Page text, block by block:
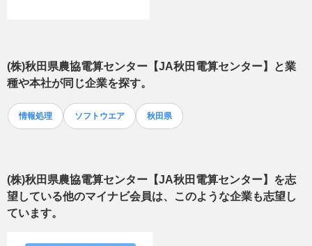
(株)秋田県農協電算センター【JA秋田電算センター】
と業
種や本社が同じ企業を探す。
情報処理 ソフトウエア 秋田県
(株)秋田県農協電算センター【JA秋田電算センター】 を志
望している他のマイナビ会員は、このような企業も志望し
ています。